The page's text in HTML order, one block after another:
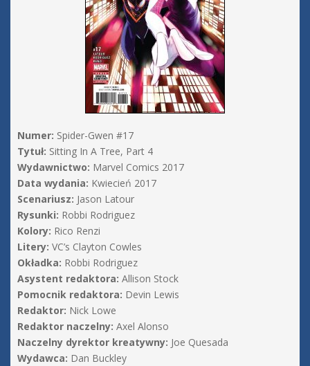
Numer: Spider-Gwen #17
Tytuł: Sitting In A Tree, Part 4
Wydawnictwo: Marvel Comics 2017
Data wydania: Kwiecień 2017
Scenariusz: Jason Latour
Rysunki: Robbi Rodriguez
Kolory: Rico Renzi
Litery: VC’s Clayton Cowles
Okładka: Robbi Rodriguez
Asystent redaktora: Allison Stock
Pomocnik redaktora: Devin Lewis
Redaktor: Nick Lowe
Redaktor naczelny: Axel Alonso
Naczelny dyrektor kreatywny: Joe Quesada
Wydawca: Dan Buckley